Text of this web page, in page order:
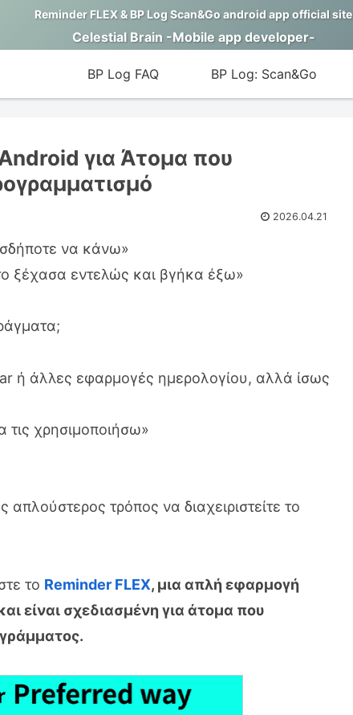
Reminder FLEX & BP Log Scan&Go android app official site
Celestial Brain -Mobile app developer-
BP Log FAQ BP Log: Scan&Go
για Άτομα που
2026.04.21
να κάνω»
ξέχασα εντελώς και βγήκα έξω»
ή άλλες εφαρμογές ημερολογίου, αλλά ίσως
χρησιμοποιήσω»
τρόπος να διαχειριστείτε το
το Reminder FLEX, μια απλή εφαρμογή
είναι σχεδιασμένη για άτομα που